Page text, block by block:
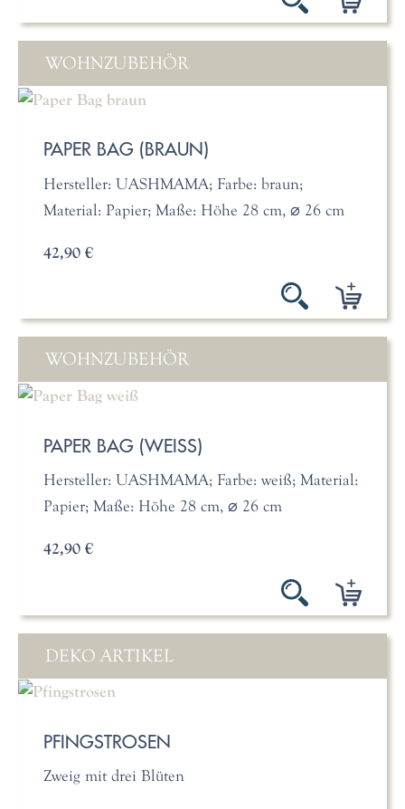
WOHNZUBEHÖR
PAPER BAG (BRAUN)
Hersteller: UASHMAMA; Farbe: braun;
Material: Papier; Maße: Höhe 28 cm, ⌀ 26 cm
42,90 €
WOHNZUBEHÖR
PAPER BAG (WEISS)
Hersteller: UASHMAMA; Farbe: weiß; Material:
Papier; Maße: Höhe 28 cm, ⌀ 26 cm
42,90 €
DEKO ARTIKEL
PFINGSTROSEN
Zweig mit drei Blüten